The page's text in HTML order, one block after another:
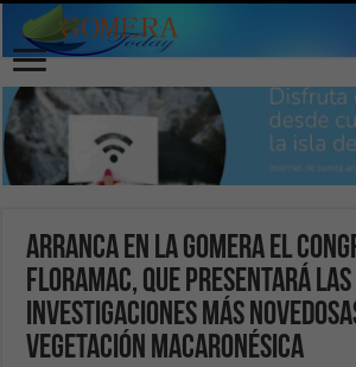
Arranca en La Gomera el
FloraMac, que presentará las
investigaciones más
vegetación macaronésica